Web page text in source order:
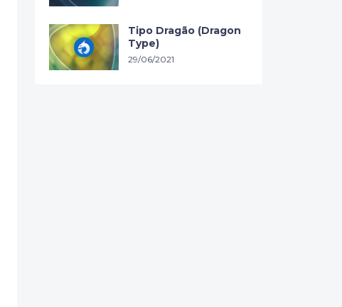
Tipo Dragão (Dragon
Type)
29/06/2021